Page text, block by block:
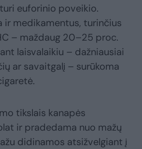
euforinio poveikio.
ir medikamentus, turinčius
– maždaug 20–25 proc.
laisvalaikiu – dažniausiai
ar savaitgalį – surūkoma
tikslais kanapės
ir pradedama nuo mažų
didinamos atsižvelgiant į